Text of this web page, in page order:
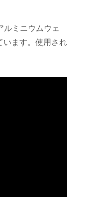
ミニウムウェ
います。使用され